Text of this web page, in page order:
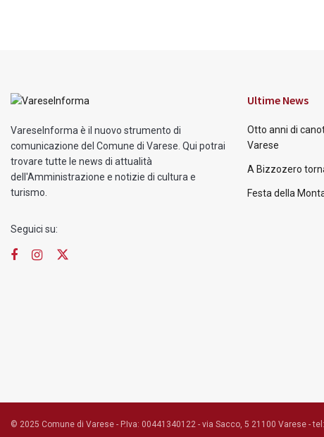
VareseInforma è il nuovo strumento di
comunicazione del Comune di Varese. Qui potrai
trovare tutte le news di attualità
dell'Amministrazione e notizie di cultura e
turismo.
Seguici su:
Ultime News
Otto anni di
Varese
A Bizzozero
Festa della
© 2025 Comune di Varese - P.Iva: 00441340122 - via Sacco, 5 21100 Varese -